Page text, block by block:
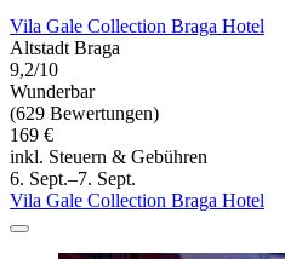
Vila Gale Collection Braga Hotel
Altstadt Braga
9,2/10
Wunderbar
(629 Bewertungen)
169 €
inkl. Steuern & Gebühren
6. Sept.–7. Sept.
Vila Gale Collection Braga Hotel